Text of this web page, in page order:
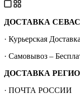
ДОСТАВКА
· Курьерская
· Самовывоз –
ДОСТАВКА
· ПОЧТА РОССИИ